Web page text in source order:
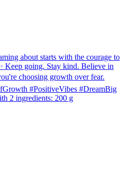
2 ingredients: 200 g